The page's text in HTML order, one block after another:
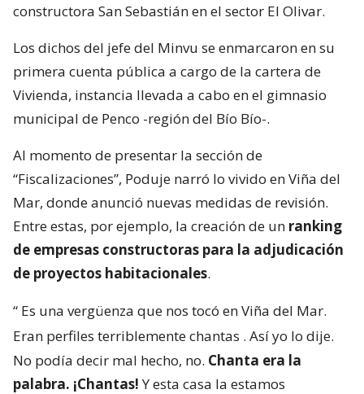
constructora San Sebastián en el sector El Olivar.
Los dichos del jefe del Minvu se enmarcaron en su
primera cuenta pública a cargo de la cartera de
Vivienda, instancia llevada a cabo en el gimnasio
municipal de Penco -región del Bío Bío-.
Al momento de presentar la sección de
“Fiscalizaciones”, Poduje narró lo vivido en Viña del
Mar, donde anunció nuevas medidas de revisión.
Entre estas, por ejemplo, la creación de un ranking
de empresas constructoras para la adjudicación
de proyectos habitacionales.
“ Es una vergüenza que nos tocó en Viña del Mar.
Eran perfiles terriblemente chantas . Así yo lo dije.
No podía decir mal hecho, no. Chanta era la
palabra. ¡Chantas!Y esta casa la estamos